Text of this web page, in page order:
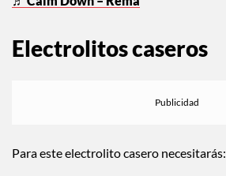
Electrolitos caseros
Para este electrolito casero necesitarás: